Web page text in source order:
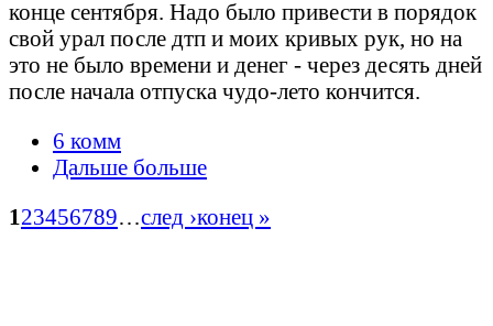
конце сентября. Надо было привести в порядок
свой урал после дтп и моих кривых рук, но на
это не было времени и денег - через десять дней
после начала отпуска чудо-лето кончится.
6 комм
Дальше больше
123456789…след ›конец »